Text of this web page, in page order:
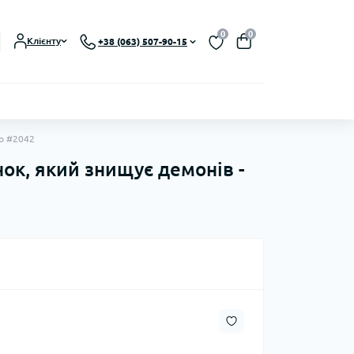
Клієнту +38 (063) 507-90-15
0 0
#2042
який знищує демонів -